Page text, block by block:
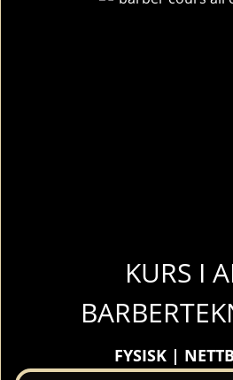
KURS I
FYSISK |